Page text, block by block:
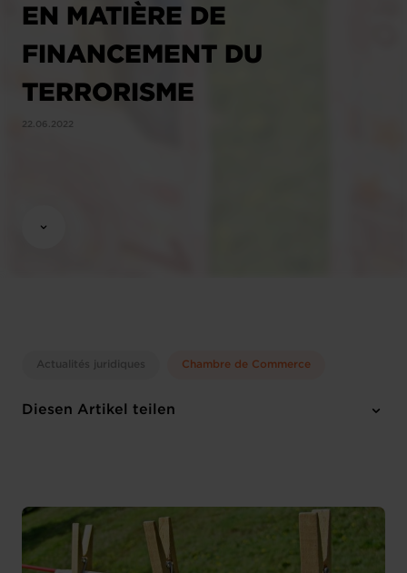
EN MATIÈRE DE
FINANCEMENT DU
TERRORISME
22.06.2022
Actualités juridiques Chambre de Commerce
Diesen Artikel teilen